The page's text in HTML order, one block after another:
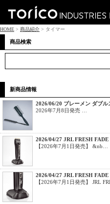
HOME > 商品紹介 > タイマー
商品検索
新商品情報
2026/06/20 ブレーメン ダブ
2026年7月8日発売 …
2026/04/27 JRL FRESH
【2026年7月1日発売】 &nb…
2026/04/27 JRL FRESH
【2026年7月1日発売】 JRL